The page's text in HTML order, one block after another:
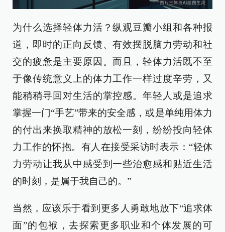
为什么选择轻体力活？纵观豆瓣小组和各种报
道，即时的正向反馈、有效摆脱脑力劳动和社
交的疲惫是主要原因。而且，轻体力活既不至
于像传统意义上的体力工作一样过度辛劳，又
能稍稍寻回对生活的掌控感。年轻人或是追求
掌握一门“手艺”带来的安全感，或是单纯用体力
的付出来换取精神的放松一刻，纷纷投向轻体
力工作的怀抱。有人在接受采访时表示：“轻体
力劳动让我从中感受到一些治愈感和贴近生活
的时刻，是属于我自己的。”
当然，应该乐于看到更多人勇敢地放下“追求体
面”的包袱，去探索更多职业和个体发展的可